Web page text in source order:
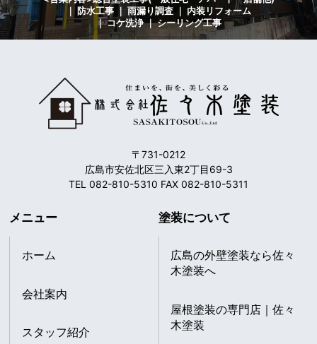
｜ 防水工事 ｜ 雨漏り調査 ｜ 内装リフォーム
｜ コケ洗浄 ｜ シーリング工事
〒731-0212
広島市安佐北区三入東2丁目69-3
TEL 082-810-5310 FAX 082-810-5311
メニュー
ホーム
会社案内
スタッフ紹介
塗装について
広島の外壁塗装なら佐々
木塗装へ
屋根塗装の専門店｜佐々
木塗装